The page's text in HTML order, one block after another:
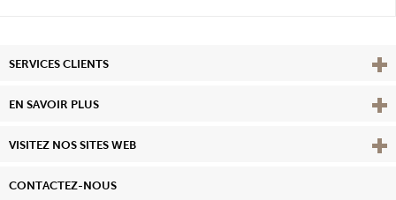
SERVICES CLIENTS
EN SAVOIR PLUS View
VISITEZ NOS SITES WEB
CONTACTEZ-NOUS